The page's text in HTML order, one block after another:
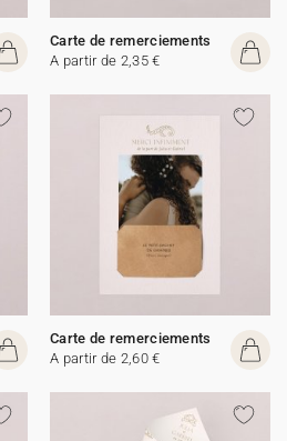
Carte de remerciements
A partir de 2,35 €
Carte de remerciements
A partir de 2,60 €